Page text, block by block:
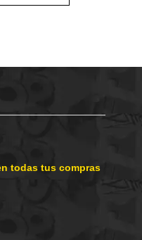
todas tus compras